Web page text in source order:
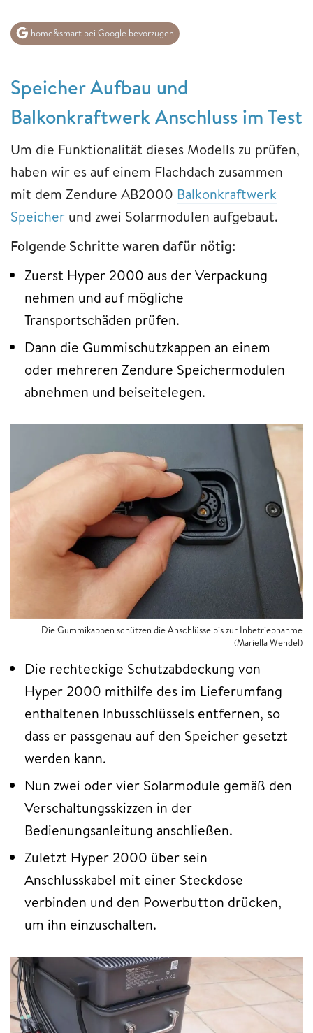
home&smart bei Google bevorzugen
Speicher Aufbau und
Balkonkraftwerk Anschluss im Test
Um die Funktionalität dieses Modells zu prüfen,
haben wir es auf einem Flachdach zusammen
mit dem Zendure AB2000 Balkonkraftwerk
Speicher und zwei Solarmodulen aufgebaut.
Folgende Schritte waren dafür nötig:
Zuerst Hyper 2000 aus der Verpackung
nehmen und auf mögliche
Transportschäden prüfen.
Dann die Gummischutzkappen an einem
oder mehreren Zendure Speichermodulen
abnehmen und beiseitelegen.
Die Gummikappen schützen die Anschlüsse bis zur Inbetriebnahme
(Mariella Wendel)
Die rechteckige Schutzabdeckung von
Hyper 2000 mithilfe des im Lieferumfang
enthaltenen Inbusschlüssels entfernen, so
dass er passgenau auf den Speicher gesetzt
werden kann.
Nun zwei oder vier Solarmodule gemäß den
Verschaltungsskizzen in der
Bedienungsanleitung anschließen.
Zuletzt Hyper 2000 über sein
Anschlusskabel mit einer Steckdose
verbinden und den Powerbutton drücken,
um ihn einzuschalten.